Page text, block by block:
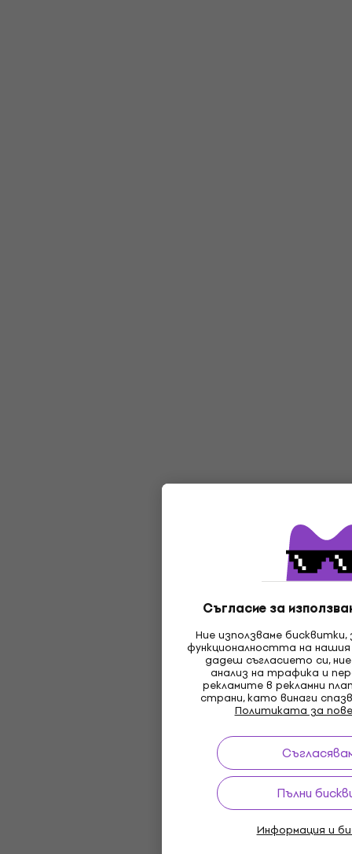
Съгласие за
Ние използваме
функционалността на
дадеш съгласието си,
анализ на трафика и
рекламите в рекламни
страни, като винаги
Политиката за
Пълни
Информация и